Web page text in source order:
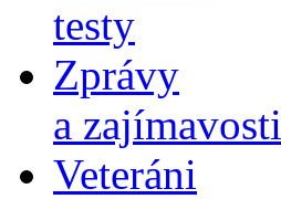
testy
Zprávy
a zajímavosti
Veteráni